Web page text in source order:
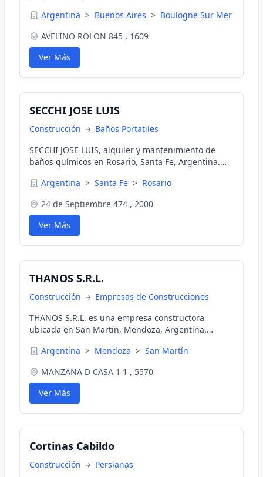
Quimtex Romano, Quimtex Revive, Quimtex Albión
y horarios de atención para nuestros clientes.
Argentina > Buenos Aires > Boulogne Sur Mer
AVELINO ROLON 845 , 1609
Ver Más
SECCHI JOSE LUIS
Construcción
Baños Portatiles
SECCHI JOSE LUIS, alquiler y mantenimiento de
baños químicos en Rosario, Santa Fe, Argentina.
precios asequibles para hasta 600 personas.
Argentina > Santa Fe > Rosario
24 de Septiembre 474 , 2000
Ver Más
THANOS S.R.L.
Construcción
Empresas de Construcciones
THANOS S.R.L. es una empresa constructora
ubicada en San Martín, Mendoza, Argentina.
de uno y dos dormitorios con cochera cubierta,
calidad. Ofertas de venta anticipada y entrega llave
en mano.
Argentina > Mendoza > San Martín
MANZANA D CASA 1 1 , 5570
Ver Más
Cortinas Cabildo
Construcción
Persianas